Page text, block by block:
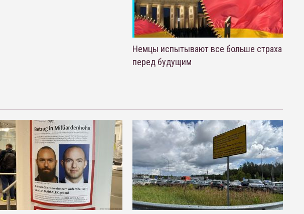
Немцы испытывают все больше страха
перед будущим